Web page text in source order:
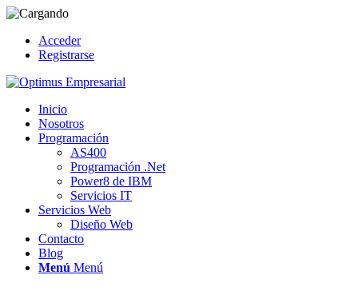
Acceder
Registrarse
Inicio
Nosotros
Programación
AS400
Programación .Net
Power8 de IBM
Servicios IT
Servicios Web
Diseño Web
Contacto
Blog
Menú Menú